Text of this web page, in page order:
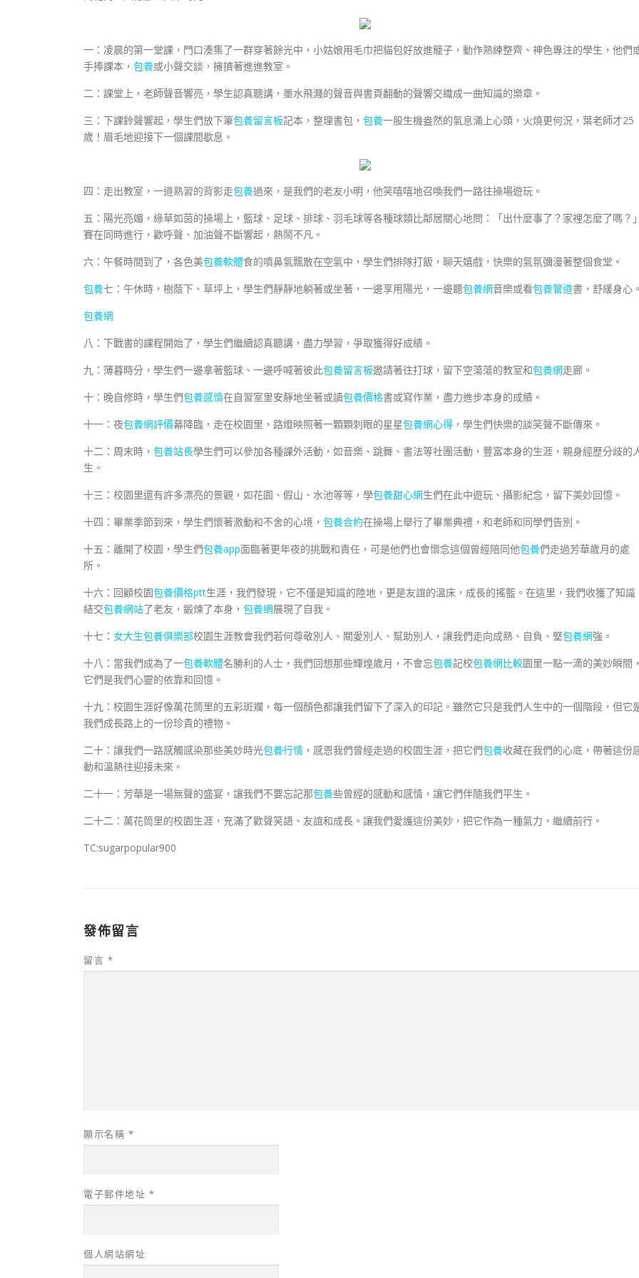
一：凌晨的第一堂課，門口湊集了一群穿著餘光中，小姑娘用毛巾把貓包好放進籠子，動作熟練整齊、神色專注的學生，他們
手捧課本， 包養或小聲交談，擁擠著進進教室。
二：課堂上，老師聲音響亮，學生認真聽講，墨水飛濺的聲音與書頁翻動的聲響交織成一曲知識的樂章。
三：下課鈴聲響起，學生們放下筆包養留言板記本，整理書包， 包養一股生機盎然的氣息涌上心頭，火燒更何況，葉老師才25
歲！眉毛地迎接下一個課間歇息。
四：走出教室，一道熟習的背影走包養過來，是我們的老友小明，他笑嘻嘻地召喚我們一路往操場遊玩。
五：陽光亮媚，綠草如茵的操場上，籃球、足球、排球、羽毛球等各種球類比鄰居關心地問：「出什麼事了？家裡怎麼了嗎？」
賽在同時進行，歡呼聲、加油聲不斷響起，熱鬧不凡。
六：午餐時間到了，各色美包養軟體食的噴鼻氣飄散在空氣中，學生們排隊打飯，聊天嬉戲，快樂的氣氛彌漫著整個食堂。
包養七：午休時，樹蔭下、草坪上，學生們靜靜地躺著或坐著，一邊享用陽光，一邊聽包養網音樂或看包養管道書，舒緩身心。
包養網
八：下戰書的課程開始了，學生們繼續認真聽講，盡力學習，爭取獲得好成績。
九：薄暮時分，學生們一邊拿著籃球、一邊呼喊著彼此包養留言板邀請著往打球，留下空蕩蕩的教室和包養網走廊。
十：晚自修時，學生們包養感情在自習室里安靜地坐著或讀包養價格書或寫作業，盡力進步本身的成績。
十一：夜包養網評價幕降臨，走在校園里，路燈映照著一顆顆刺眼的星星包養網心得 ，學生們快樂的談笑聲不斷傳來。
十二：周末時， 包養站長學生們可以參加各種課外活動，如音樂、跳舞、書法等社團活動，豐富本身的生涯，親身經歷分歧的
生。
十三：校園里還有許多漂亮的景觀，如花園、假山、水池等等，學包養甜心網生們在此中遊玩、攝影紀念，留下美妙回憶。
十四：畢業季節到來，學生們懷著激動和不舍的心境， 包養合約在操場上舉行了畢業典禮，和老師和同學們告別。
十五：離開了校園，學生們包養app面臨著更年夜的挑戰和責任，可是他們也會懷念這個曾經陪同他包養們走過芳華歲月的處
所。
十六：回顧校園包養價格ptt生涯，我們發現，它不僅是知識的陸地，更是友誼的溫床，成長的搖籃。在這里，我們收獲了知識
結交包養網站了老友，鍛煉了本身， 包養網展現了自我。
十七： 女大生包養俱樂部校園生涯教會我們若何尊敬別人、關愛別人、幫助別人，讓我們走向成熟、自負、堅包養網強。
十八：當我們成為了一包養軟體名勝利的人士，我們回想那些輝煌歲月，不會忘包養記校包養網比較園里一點一滴的美妙瞬間，
它們是我們心靈的依靠和回憶。
十九：校園生涯好像萬花筒里的五彩斑斕，每一個顏色都讓我們留下了深入的印記。雖然它只是我們人生中的一個階段，但它
我們成長路上的一份珍貴的禮物。
二十：讓我們一路感觸感染那些美妙時光包養行情 ，感恩我們曾經走過的校園生涯，把它們包養收藏在我們的心底，帶著這份
動和溫熱往迎接未來。
二十一：芳華是一場無聲的盛宴，讓我們不要忘記那包養些曾經的感動和感情，讓它們伴隨我們平生。
二十二：萬花筒里的校園生涯，充滿了歡聲笑語、友誼和成長。讓我們愛護這份美妙，把它作為一種氣力，繼續前行。
TC:sugarpopular900
發佈留言
留言 *
顯示名稱 *
電子郵件地址 *
個人網站網址